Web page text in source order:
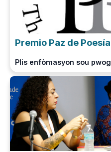
Premio Paz de Poesía
Plis enfòmasyon sou